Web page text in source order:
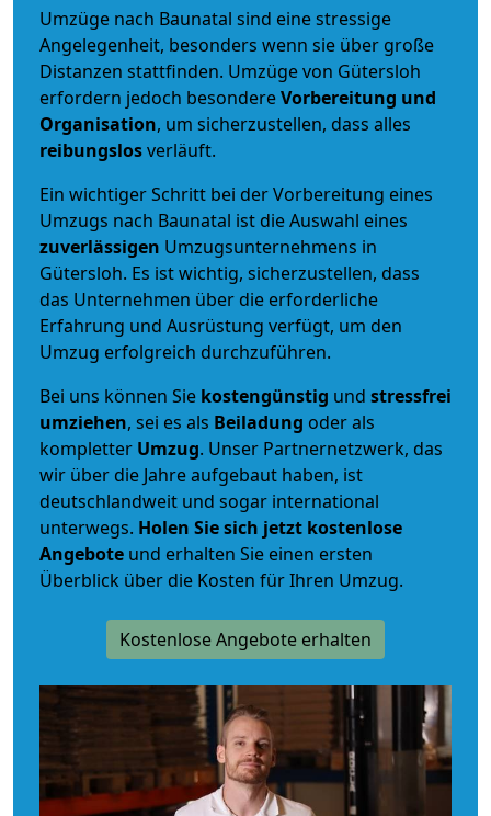
Umzüge nach Baunatal sind eine stressige
Angelegenheit, besonders wenn sie über große
Distanzen stattfinden. Umzüge von Gütersloh
erfordern jedoch besondereVorbereitung und
Organisation, um sicherzustellen, dass alles
reibungslosverläuft.
Ein wichtiger Schritt bei der Vorbereitung eines
Umzugs nach Baunatal ist die Auswahl eines
zuverlässigen Umzugsunternehmens in
Gütersloh. Es ist wichtig, sicherzustellen, dass
das Unternehmen über die erforderliche
Erfahrung und Ausrüstung verfügt, um den
Umzug erfolgreich durchzuführen.
Bei uns können Sie kostengünstig und stressfrei
umziehen, sei es als Beiladung oder als
kompletter Umzug. Unser Partnernetzwerk, das
wir über die Jahre aufgebaut haben, ist
deutschlandweit und sogar international
unterwegs. Holen Sie sich jetzt kostenlose
Angebote und erhalten Sie einen ersten
Überblick über die Kosten für Ihren Umzug.
Kostenlose Angebote erhalten